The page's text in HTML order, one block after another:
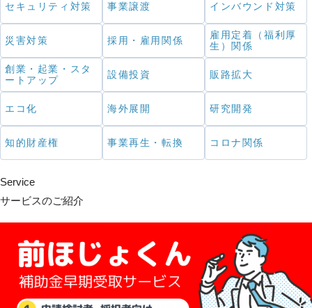
セキュリティ対策 事業譲渡 インバウンド対策
災害対策 採用・雇用関係
雇用定着（福利厚
生）関係
創業・起業・スタ
ートアップ
設備投資 販路拡大
エコ化 海外展開 研究開発
知的財産権 事業再生・転換 コロナ関係
Service
サービスのご紹介